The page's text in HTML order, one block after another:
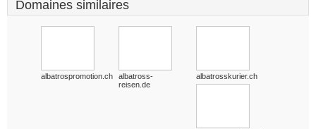
Domaines similaires
albatrospromotion.ch
albatross-
reisen.de
albatrosskurier.ch